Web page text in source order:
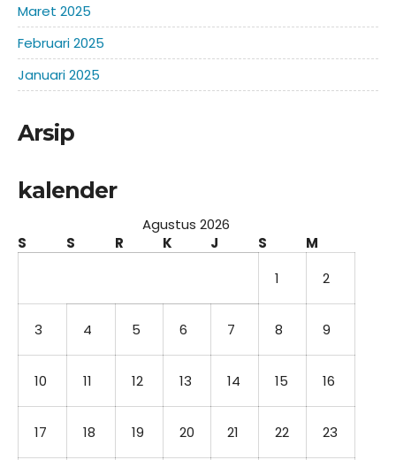
Maret 2025
Februari 2025
Januari 2025
Arsip
kalender
Agustus 2026
S
S R K J S
M
1
2
3 4 5 6 7 8 9
10 11 12 13 14 15 16
17 18 19 20 21 22 23